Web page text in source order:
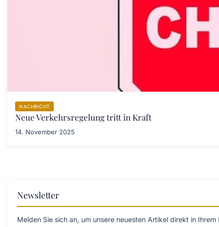
NACHRICHT
Neue Verkehrsregelung tritt in Kraft
14. November 2025
Newsletter
Melden Sie sich an, um unsere neuesten Artikel direkt in